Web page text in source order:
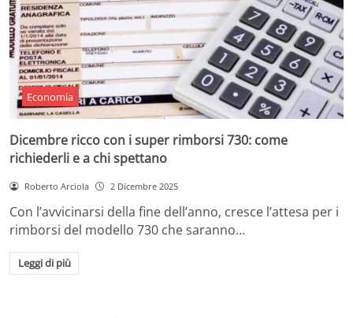
Economia
Dicembre ricco con i super rimborsi 730: come
richiederli e a chi spettano
Roberto Arciola 2 Dicembre 2025
Con l’avvicinarsi della fine dell’anno, cresce l’attesa per i
rimborsi del modello 730 che saranno…
Leggi di più